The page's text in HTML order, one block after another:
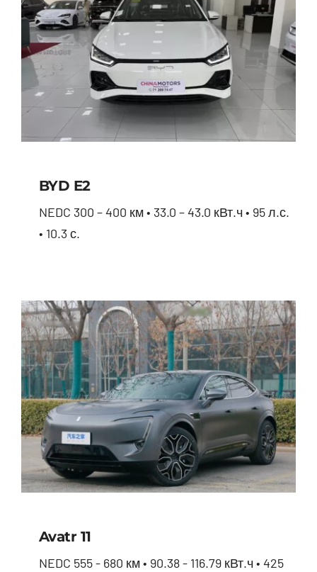
BYD E2
NEDC 300 – 400 км • 33.0 – 43.0 кВт.ч • 95 л.с.
• 10.3 с.
Avatr 11
NEDC 555 - 680 км • 90.38 - 116.79 кВт.ч • 425